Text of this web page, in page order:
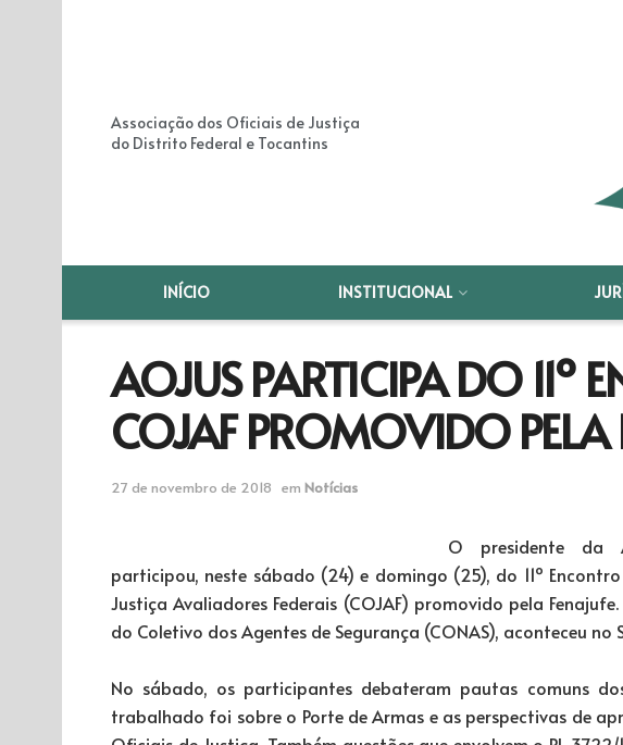
Associação dos Oficiais de Justiça
do Distrito Federal e Tocantins
INÍCIO INSTITUCIONAL
AOJUS PARTICIPA DO 11º
COJAF PROMOVIDO PELA
27 de novembro de 2018 em Notícias
O presidente da
participou, neste sábado (24) e domingo (25), do 11º
Justiça Avaliadores Federais (COJAF) promovido pela
do Coletivo dos Agentes de Segurança (CONAS), aconteceu no
No sábado, os participantes debateram pautas comuns
trabalhado foi sobre o Porte de Armas e as perspectivas de